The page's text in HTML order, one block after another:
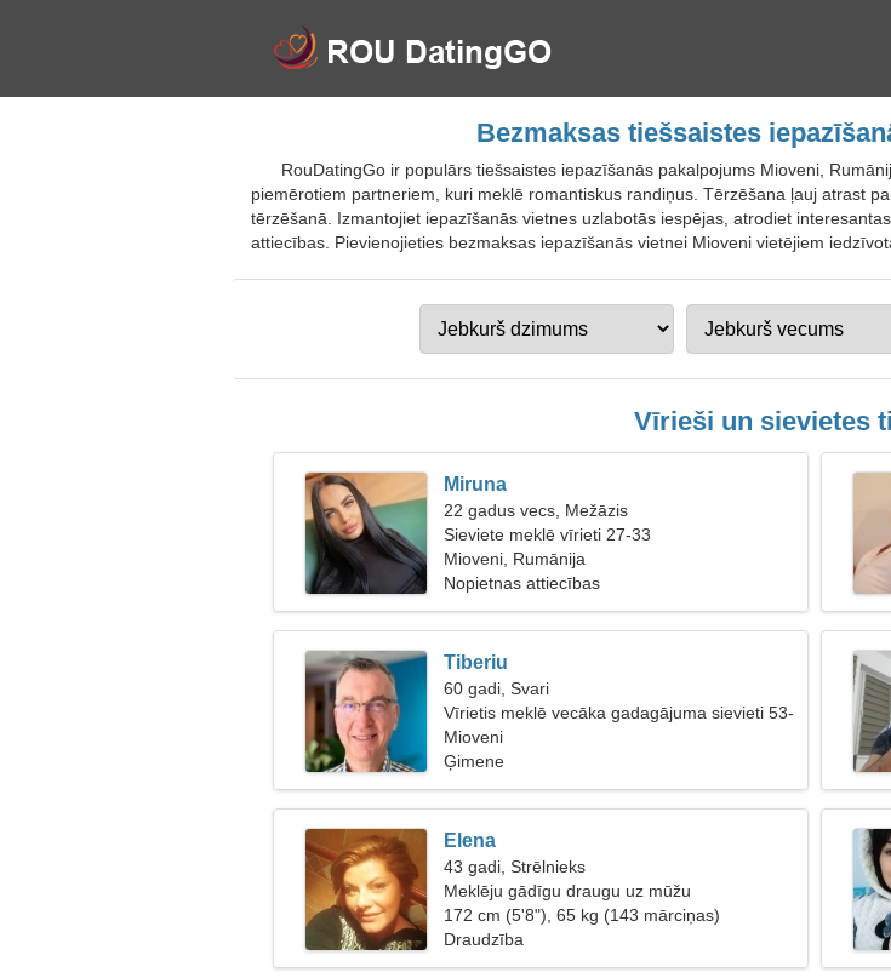
Bezmaksas tiešsaistes
RouDatingGo ir populārs tiešsaistes iepazīšanās pakalpojums Mioveni,
piemērotiem partneriem, kuri meklē romantiskus randiņus. Tērzēšana ļauj atrast
tērzēšanā. Izmantojiet iepazīšanās vietnes uzlabotās iespējas, atrodiet
attiecības. Pievienojieties bezmaksas iepazīšanās vietnei Mioveni vietējiem
Vīrieši un sievietes
Miruna
22 gadus vecs, Mežāzis
Sieviete meklē vīrieti 27-33
Mioveni, Rumānija
Nopietnas attiecības
Tiberiu
60 gadi, Svari
Vīrietis meklē vecāka gadagājuma sievieti 53-
55
Mioveni
Ģimene
Elena
43 gadi, Strēlnieks
Meklēju gādīgu draugu uz mūžu
172 cm (5'8"), 65 kg (143 mārciņas)
Draudzība